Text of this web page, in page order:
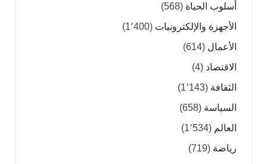
أسلوب الحياة (568)
الأجهزة والإلكترونيات (1٬400)
الأعمال (614)
الاقتصاد (4)
الثقافة (1٬143)
السياسة (658)
العالم (1٬534)
رياضة (719)